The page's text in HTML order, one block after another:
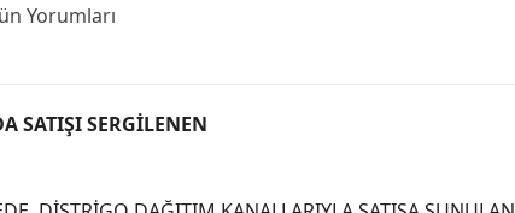
Yorumları
SATIŞI SERGİLENEN